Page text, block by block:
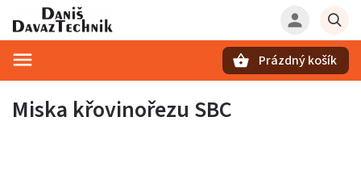
Prázdný košík
Miska křovinořezu SBC